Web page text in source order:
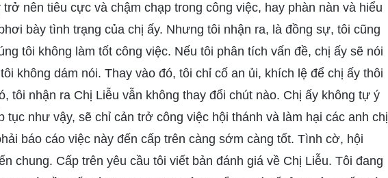
nên tiêu cực và chậm chạp trong công việc, hay phàn nàn và hiểu
bày tình trạng của chị ấy. Nhưng tôi nhận ra, là đồng sự, tôi cũng
tôi không làm tốt công việc. Nếu tôi phân tích vấn đề, chị ấy sẽ nói
không dám nói. Thay vào đó, tôi chỉ cố an ủi, khích lệ để chị ấy thôi
tôi nhận ra Chị Liễu vẫn không thay đổi chút nào. Chị ấy không tự ý
như vậy, sẽ chỉ cản trở công việc hội thánh và làm hại các anh chị
báo cáo việc này đến cấp trên càng sớm càng tốt. Tình cờ, hội
chung. Cấp trên yêu cầu tôi viết bản đánh giá về Chị Liễu. Tôi đang